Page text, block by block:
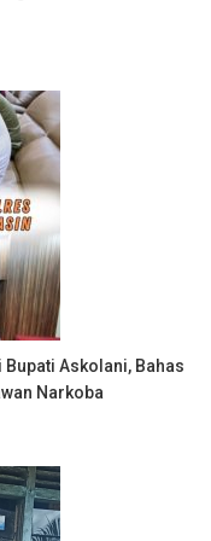
Askolani, Bahas
Narkoba